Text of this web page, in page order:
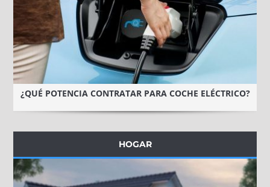
¿QUÉ POTENCIA CONTRATAR PARA COCHE ELÉCTRICO?
HOGAR